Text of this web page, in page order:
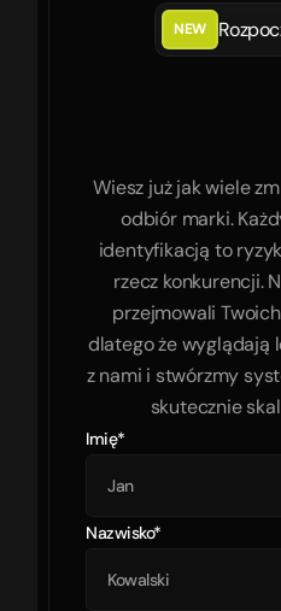
NEW
Wiesz już jak wiele
odbiór marki.
identyfikacją to
rzecz konkurencji.
przejmowali
dlatego że wyglądają
z nami i stwórzmy
skutecznie
Imię*
Nazwisko*